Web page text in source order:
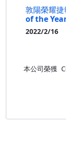
敦陽榮耀
of the
2022/2/16
本公司榮獲